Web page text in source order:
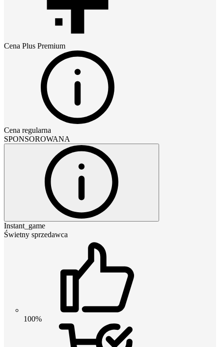
Cena Plus Premium
Cena regularna
SPONSOROWANA
Instant_game
Świetny sprzedawca
100%